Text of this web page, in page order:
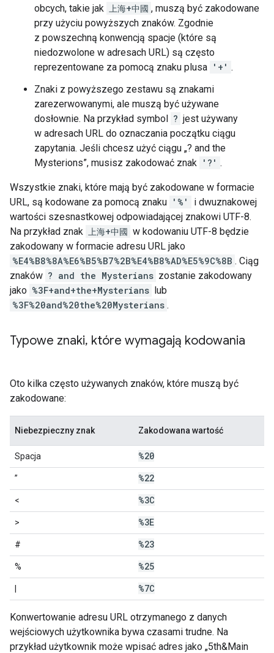
obcych, takie jak 上海+中國 , muszą być zakodowane
przy użyciu powyższych znaków. Zgodnie
z powszechną konwencją spacje (które są
niedozwolone w adresach URL) są często
reprezentowane za pomocą znaku plusa '+' .
Znaki z powyższego zestawu są znakami
zarezerwowanymi, ale muszą być używane
dosłownie. Na przykład symbol ? jest używany
w adresach URL do oznaczania początku ciągu
zapytania. Jeśli chcesz użyć ciągu „? and the
Mysterions”, musisz zakodować znak '?' .
Wszystkie znaki, które mają być zakodowane w formacie
URL, są kodowane za pomocą znaku '%'
i dwuznakowej
wartości szesnastkowej odpowiadającej znakowi UTF-8.
Na przykład znak 上海+中國 w kodowaniu UTF-8 będzie
zakodowany w formacie adresu URL jako
%E4%B8%8A%E6%B5%B7%2B%E4%B8%AD%E5%9C%8B . Ciąg
znaków ? and the Mysterians zostanie zakodowany
jako %3F+and+the+Mysterians lub
%3F%20and%20the%20Mysterians .
Typowe znaki, które wymagają kodowania
Oto kilka często używanych znaków, które muszą być
zakodowane:
Niebezpieczny znak Zakodowana wartość
Spacja %20
” %22
< %3C
> %3E
# %23
% %25
%7C
Konwertowanie adresu URL otrzymanego z danych
wejściowych użytkownika bywa czasami trudne. Na
przykład użytkownik może wpisać adres jako „5th&Main